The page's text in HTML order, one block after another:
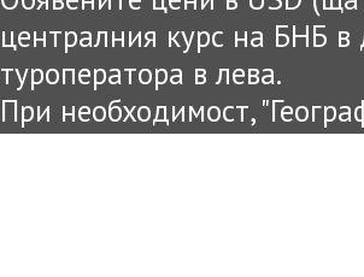
централния курс на БНБ
туроператора в лева.
При необходимост,
цените и условията на